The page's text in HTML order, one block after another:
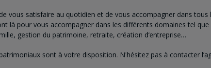
vous satisfaire au quotidien et de vous accompagner dans
là pour vous accompagner dans les différents domaines tel
gestion du patrimoine, retraite, création d’entreprise…
sont à votre disposition. N'hésitez pas à contacter